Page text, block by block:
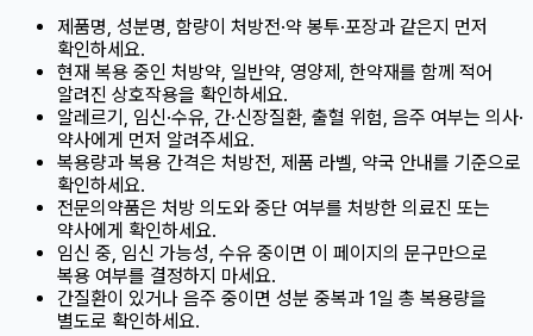
제품명, 성분명, 함량이 처방전·약 봉투·포장과 같은지 먼저
확인하세요.
현재 복용 중인 처방약, 일반약, 영양제, 한약재를 함께 적어
알려진 상호작용을 확인하세요.
알레르기, 임신·수유, 간·신장질환, 출혈 위험, 음주 여부는 의사·
약사에게 먼저 알려주세요.
복용량과 복용 간격은 처방전, 제품 라벨, 약국 안내를 기준으로
확인하세요.
전문의약품은 처방 의도와 중단 여부를 처방한 의료진 또는
약사에게 확인하세요.
임신 중, 임신 가능성, 수유 중이면 이 페이지의 문구만으로
복용 여부를 결정하지 마세요.
간질환이 있거나 음주 중이면 성분 중복과 1일 총 복용량을
별도로 확인하세요.